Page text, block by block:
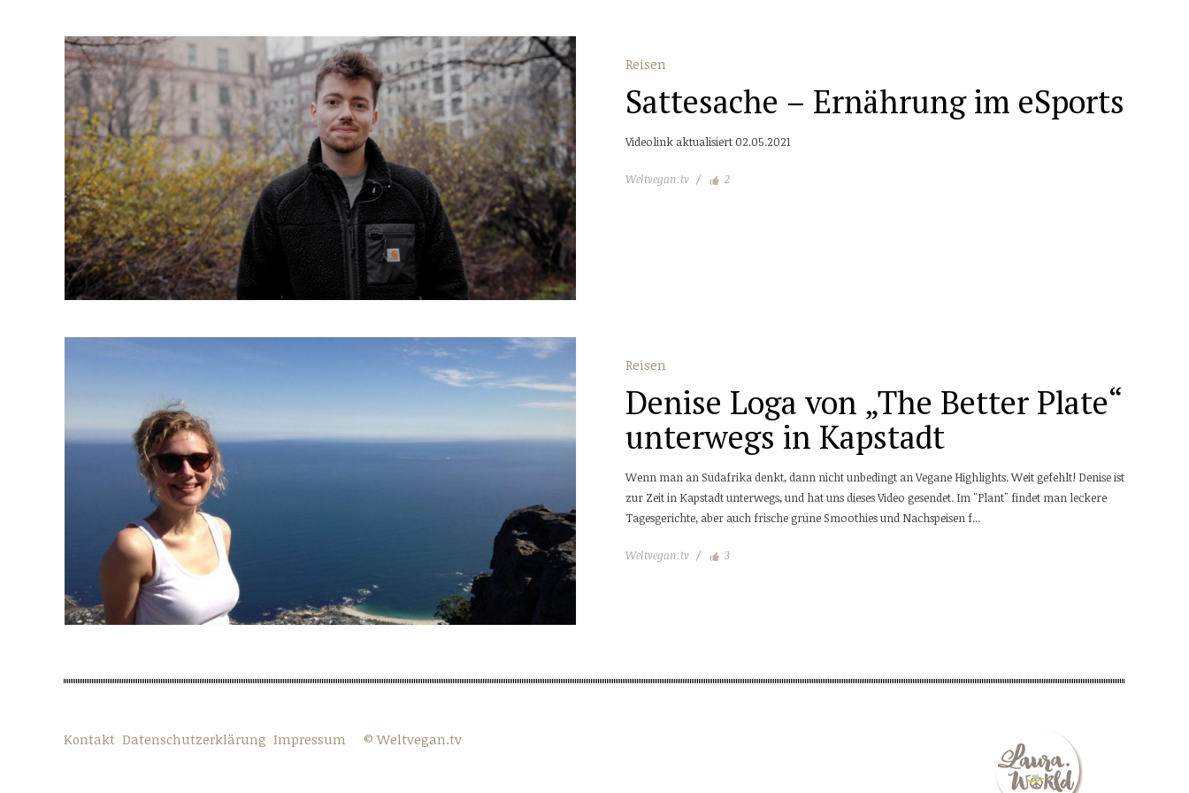
Reisen
Sattesache – Ernährung im eSports
Videolink aktualisiert 02.05.2021
Weltvegan.tv 2
Reisen
Denise Loga von „The Better Plate“
unterwegs in Kapstadt
Wenn man an Südafrika denkt, dann nicht unbedingt an Vegane Highlights. Weit gefehlt! Denise ist
zur Zeit in Kapstadt unterwegs, und hat uns dieses Video gesendet. Im "Plant" findet man leckere
Tagesgerichte, aber auch frische grüne Smoothies und Nachspeisen f...
Weltvegan.tv 3
Kontakt Datenschutzerklärung Impressum © Weltvegan.tv